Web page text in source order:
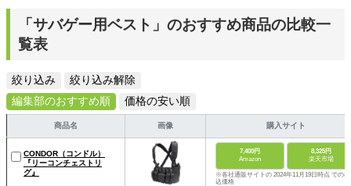
「サバゲー用ベスト」のおすすめ商品の比較一
覧表
絞り込み
絞り込み解除
編集部のおすすめ順
価格の安い順
商品名 画像 購入サイト
CONDOR（コンドル）
『リーコンチェストリ
グ』
7,400円
Amazon
8,325円
楽天市場
※各社通販サイトの 2024年11月19日時点 での税
込価格